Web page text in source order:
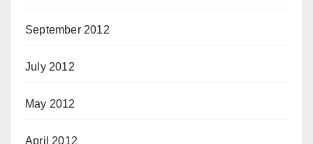
September 2012
July 2012
May 2012
April 2012